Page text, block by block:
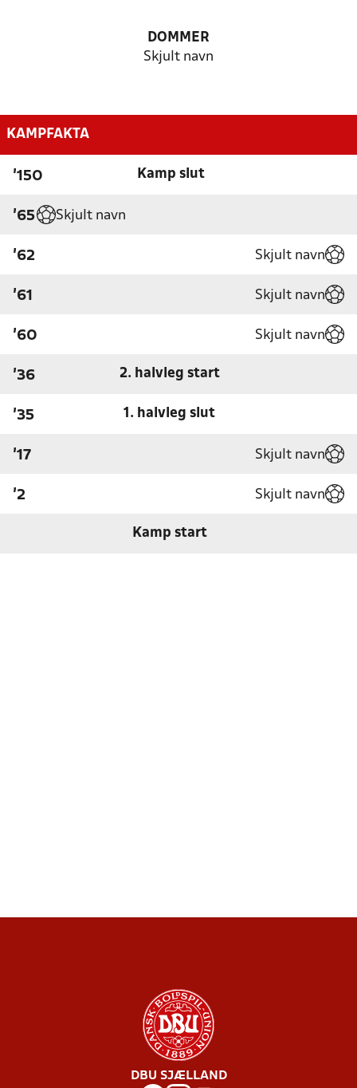
DOMMER
Skjult navn
KAMPFAKTA
'150 Kamp slut
'65 Skjult navn
'62 Skjult navn
'61 Skjult navn
'60 Skjult navn
'36 2. halvleg start
'35 1. halvleg slut
'17 Skjult navn
'2 Skjult navn
Kamp start
DBU SJÆLLAND